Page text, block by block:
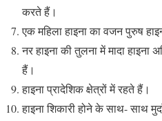
करते हैं।
एक महिला हाइना का वजन पुरुष
नर हाइना की तुलना में मादा हाइना
हैं।
हाइना प्रादेशिक क्षेत्रों में रहते हैं।
हाइना शिकारी होने के साथ- साथ